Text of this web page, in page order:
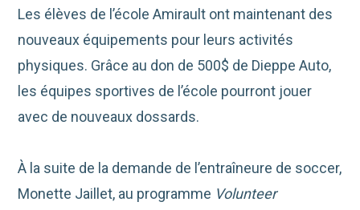
Les élèves de l’école Amirault ont maintenant des
nouveaux équipements pour leurs activités
physiques. Grâce au don de 500$ de Dieppe Auto,
les équipes sportives de l’école pourront jouer
avec de nouveaux dossards.
À la suite de la demande de l’entraîneure de soccer,
Monette Jaillet, au programme Volunteer